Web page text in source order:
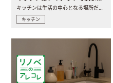
キッチンは生活の中心となる場所だからこそ、家の中のどこに置..
キッチン